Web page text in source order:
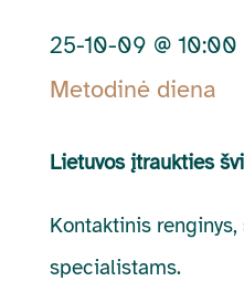
Metodinė diena
25-10-09 @ 10:00
Lietuvos įtraukties
Kontaktinis
specialistams.